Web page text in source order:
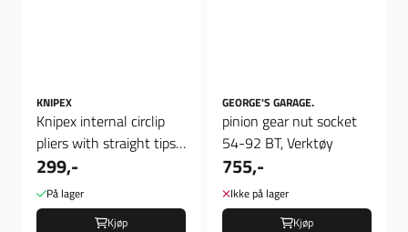
KNIPEX
Knipex internal circlip
pliers with straight tips,
Verktøy
299,-
På lager
Kjøp
GEORGE'S GARAGE.
pinion gear nut socket
54-92 BT, Verktøy
755,-
Ikke på lager
Kjøp